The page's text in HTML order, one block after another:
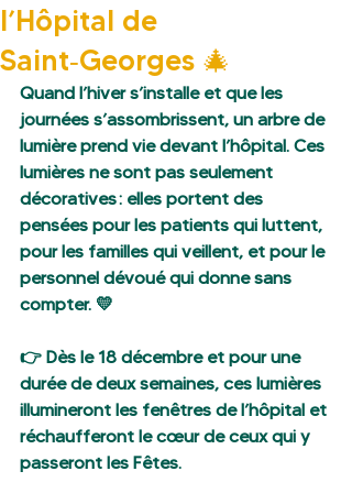
l’Hôpital de
Saint‑Georges 🎄
Quand l’hiver s’installe et que les
journées s’assombrissent, un arbre de
lumière prend vie devant l’hôpital. Ces
lumières ne sont pas seulement
décoratives : elles portent des
pensées pour les patients qui luttent,
pour les familles qui veillent, et pour le
personnel dévoué qui donne sans
compter. 💛
👉 Dès le 18 décembre et pour une
durée de deux semaines, ces lumières
illumineront les fenêtres de l’hôpital et
réchaufferont le cœur de ceux qui y
passeront les Fêtes.